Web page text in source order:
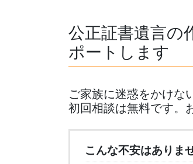
公正証書遺言の
ポートします
ご家族に迷惑をかけな
初回相談は無料です。
こんな不安はありま